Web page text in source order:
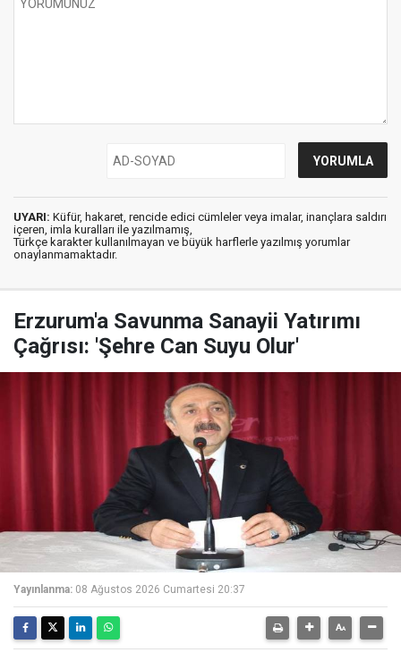
UYARI: Küfür, hakaret, rencide edici cümleler veya imalar, inançlara saldırı
içeren, imla kuralları ile yazılmamış,
Türkçe karakter kullanılmayan ve büyük harflerle yazılmış yorumlar
onaylanmamaktadır.
Erzurum'a Savunma Sanayii Yatırımı
Çağrısı: 'Şehre Can Suyu Olur'
Yayınlanma: 08 Ağustos 2026 Cumartesi 20:37